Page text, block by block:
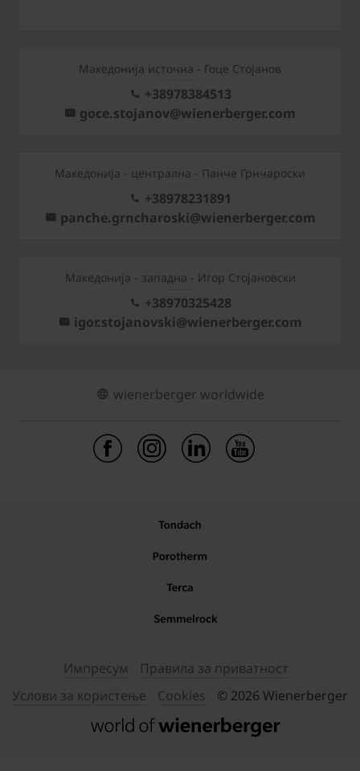
Македонија источна - Гоце Стојанов
+38978384513
goce.stojanov@wienerberger.com
Mакедонија - централна - Панче Грнчароски
+38978231891
panche.grncharoski@wienerberger.com
Mакедонија - западна - Игор Стојановски
+38970325428
igor.stojanovski@wienerberger.com
wienerberger worldwide
Импресум
Правила за приватност
Услови за користење
Cookies © 2026 Wienerberger